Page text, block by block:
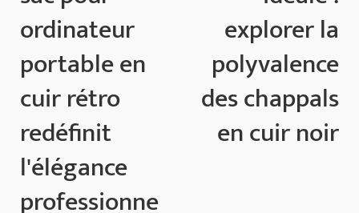
ordinateur
portable en
cuir rétro
redéfinit
l'élégance
professionne
explorer la
polyvalence
des chappals
en cuir noir